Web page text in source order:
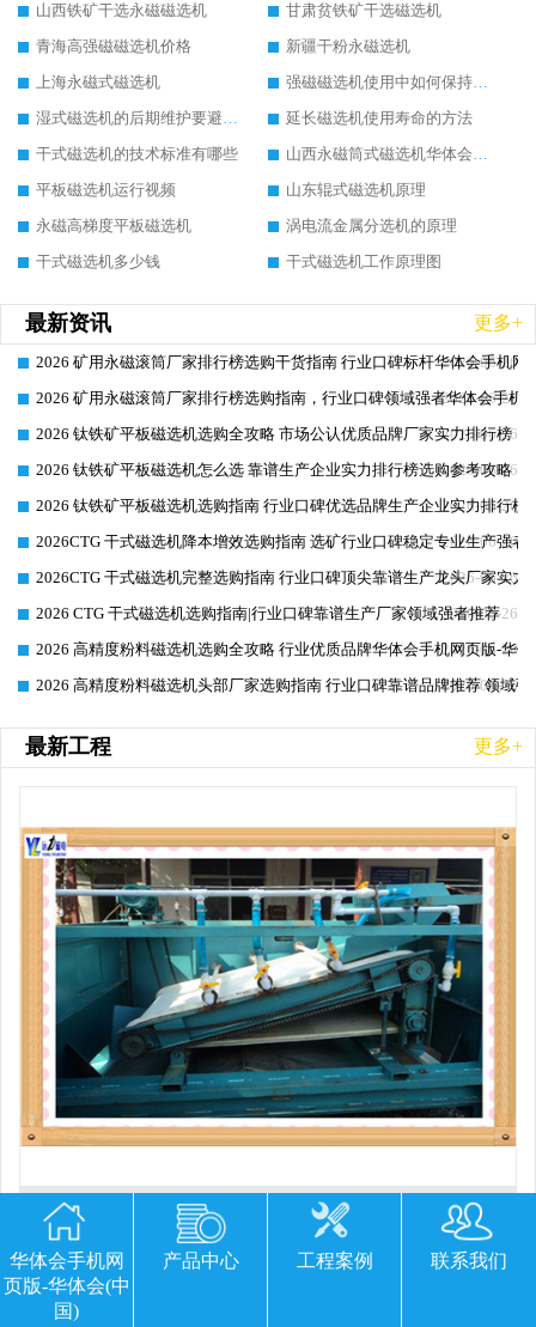
山西铁矿干选永磁磁选机
甘肃贫铁矿干选磁选机
青海高强磁磁选机价格
新疆干粉永磁选机
上海永磁式磁选机
强磁磁选机使用中如何保持其顺畅运行
湿式磁选机的后期维护要避开哪些坑
延长磁选机使用寿命的方法
干式磁选机的技术标准有哪些
山西永磁筒式磁选机华体会手机网页版-华体会(中国)
平板磁选机运行视频
山东辊式磁选机原理
永磁高梯度平板磁选机
涡电流金属分选机的原理
干式磁选机多少钱
干式磁选机工作原理图
最新资讯 更多+
2026-06-26
2026 矿用永磁滚筒厂家排行榜选购干货指南 行业口碑标杆华体会手机网
2026-06-26
2026 矿用永磁滚筒厂家排行榜选购指南，行业口碑领域强者华体会手机
2026-06-26
2026 钛铁矿平板磁选机选购全攻略 市场公认优质品牌厂家实力排行榜
2026-06-26
2026 钛铁矿平板磁选机怎么选 靠谱生产企业实力排行榜选购参考攻略
2026-06-26
2026 钛铁矿平板磁选机选购指南 行业口碑优选品牌生产企业实力排行榜
2026-06-26
2026CTG 干式磁选机降本增效选购指南 选矿行业口碑稳定专业生产强者
2026-06-26
2026CTG 干式磁选机完整选购指南 行业口碑顶尖靠谱生产龙头厂家实力
2026-06-26
2026 CTG 干式磁选机选购指南|行业口碑靠谱生产厂家领域强者推荐
2026-06-26
2026 高精度粉料磁选机选购全攻略 行业优质品牌华体会手机网页版-华
2026-06-26
2026 高精度粉料磁选机头部厂家选购指南 行业口碑靠谱品牌推荐 领域
最新工程 更多+
平板磁选机胶带那里有
欢迎您留下宝贵的意见或建议
华体会手机网
页版-华体会(中
国)
产品中心 工程案例 联系我们